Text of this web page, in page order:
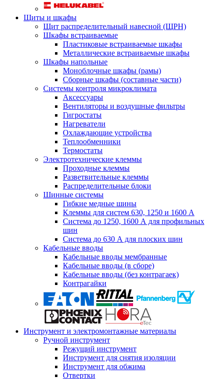
Щиты и шкафы
Щит распределительный навесной (ЩРН)
Шкафы встраиваемые
Пластиковые встраиваемые шкафы
Металлические встраиваемые шкафы
Шкафы напольные
Моноблочные шкафы (рамы)
Сборные шкафы (составные части)
Системы контроля микроклимата
Аксессуары
Вентиляторы и воздушные фильтры
Гигростаты
Нагреватели
Охлаждающие устройства
Теплообменники
Термостаты
Электротехнические клеммы
Проходные клеммы
Разветвительные клеммы
Распределительные блоки
Шинные системы
Гибкие медные шины
Клеммы для систем 630, 1250 и 1600 А
Система до 1250, 1600 А для профильных
шин
Система до 630 А для плоских шин
Кабельные вводы
Кабельные вводы мембранные
Кабельные вводы (в сборе)
Кабельные вводы (без контрагаек)
Контрагайки
Инструмент и электромонтажные материалы
Ручной инструмент
Режущий инструмент
Инструмент для снятия изоляции
Инструмент для обжима
Отвертки